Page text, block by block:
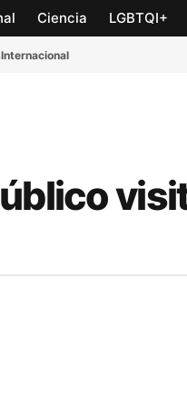
Ciencia LGBTQI+
Internacional